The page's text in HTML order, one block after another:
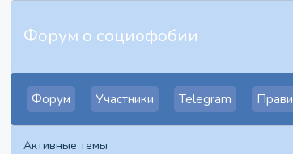
Форум о социофобии
Форум Участники Telegram
Активные темы